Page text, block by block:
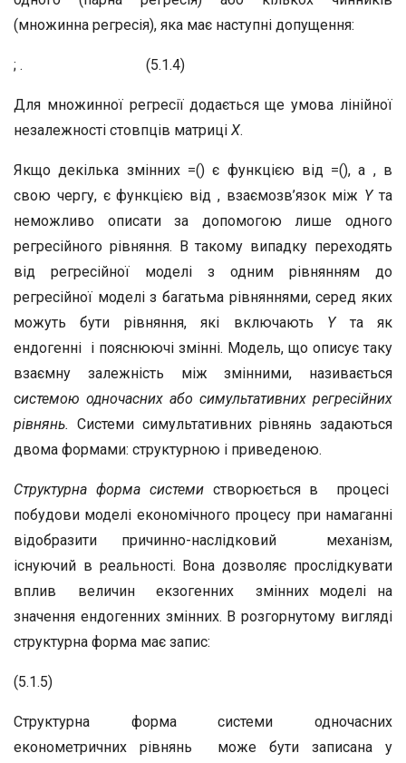
(множинна регресія), яка має наступні допущення:
; . (5.1.4)
Для множинної регресії додається ще умова лінійної
незалежності стовпців матриці Х.
Якщо декілька змінних =() є функцією від =(), а , в
свою чергу, є функцією від , взаємозв’язок між Yта
неможливо описати за допомогою лише одного
регресійного рівняння. В такому випадку переходять
від регресійної моделі з одним рівнянням до
регресійної моделі з багатьма рівняннями, серед яких
можуть бути рівняння, які включають Yта як
ендогенні і пояснюючі змінні. Модель, що описує таку
взаємну залежність між змінними, називається
системою одночасних або симультативних регресійних
рівнянь. Системи симультативних рівнянь задаються
двома формами: структурною і приведеною.
Структурна форма системистворюється в процесі
побудови моделі економічного процесу при намаганні
відобразити причинно-наслідковий механізм,
існуючий в реальності. Вона дозволяє прослідкувати
вплив величин екзогенних змінних моделі на
значення ендогенних змінних. В розгорнутому вигляді
структурна форма має запис:
(5.1.5)
Структурна форма системи одночасних
економетричних рівнянь може бути записана у